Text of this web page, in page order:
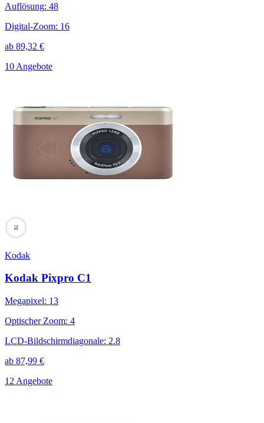
Auflösung: 48
Digital-Zoom: 16
ab 89,32 €
10 Angebote
73
Kodak
Kodak Pixpro C1
Megapixel: 13
Optischer Zoom: 4
LCD-Bildschirmdiagonale: 2.8
ab 87,99 €
12 Angebote